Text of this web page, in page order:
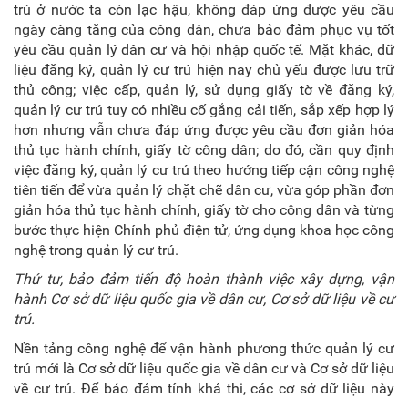
trú ở nước ta còn lạc hậu, không đáp ứng được yêu cầu
ngày càng tăng của công dân, chưa bảo đảm phục vụ tốt
yêu cầu quản lý dân cư và hội nhập quốc tế. Mặt khác, dữ
liệu đăng ký, quản lý cư trú hiện nay chủ yếu được lưu trữ
thủ công; việc cấp, quản lý, sử dụng giấy tờ về đăng ký,
quản lý cư trú tuy có nhiều cố gắng cải tiến, sắp xếp hợp lý
hơn nhưng vẫn chưa đáp ứng được yêu cầu đơn giản hóa
thủ tục hành chính, giấy tờ công dân; do đó, cần quy định
việc đăng ký, quản lý cư trú theo hướng tiếp cận công nghệ
tiên tiến để vừa quản lý chặt chẽ dân cư, vừa góp phần đơn
giản hóa thủ tục hành chính, giấy tờ cho công dân và từng
bước thực hiện Chính phủ điện tử, ứng dụng khoa học công
nghệ trong quản lý cư trú.
Thứ tư,bảo đảm tiến độ hoàn thành việc xây dựng, vận
hành Cơ sở dữ liệu quốc gia về dân cư, Cơ sở dữ liệu về cư
trú.
Nền tảng công nghệ để vận hành phương thức quản lý cư
trú mới là Cơ sở dữ liệu quốc gia về dân cư và Cơ sở dữ liệu
về cư trú. Để bảo đảm tính khả thi, các cơ sở dữ liệu này